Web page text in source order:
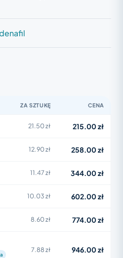
ZA SZTUKĘ CENA
21.50 zł 215.00 zł
12.90 zł 258.00 zł
11.47 zł 344.00 zł
10.03 zł 602.00 zł
8.60 zł 774.00 zł
7.88 zł 946.00 zł